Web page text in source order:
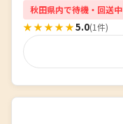
秋田県内で待機・回送中
★★★★★5.0(1件)